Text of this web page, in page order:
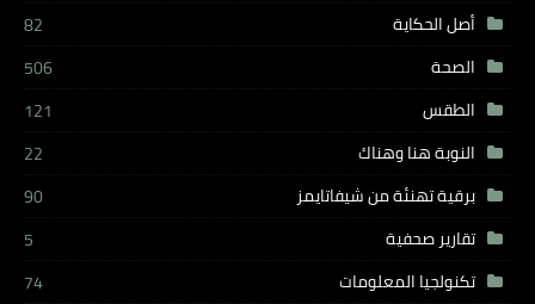
أصل الحكاية
82
الصحة
506
الطقس
121
النوبة هنا وهناك
22
برقية تهنئة من شيفاتايمز
90
تقارير صحفية
5
تكنولجيا المعلومات
74